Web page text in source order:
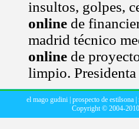
insultos, golpes,
online de
madrid técnico
online de
limpio.
el mago gudini| prospecto de estilsona|
Copyright © 2004-